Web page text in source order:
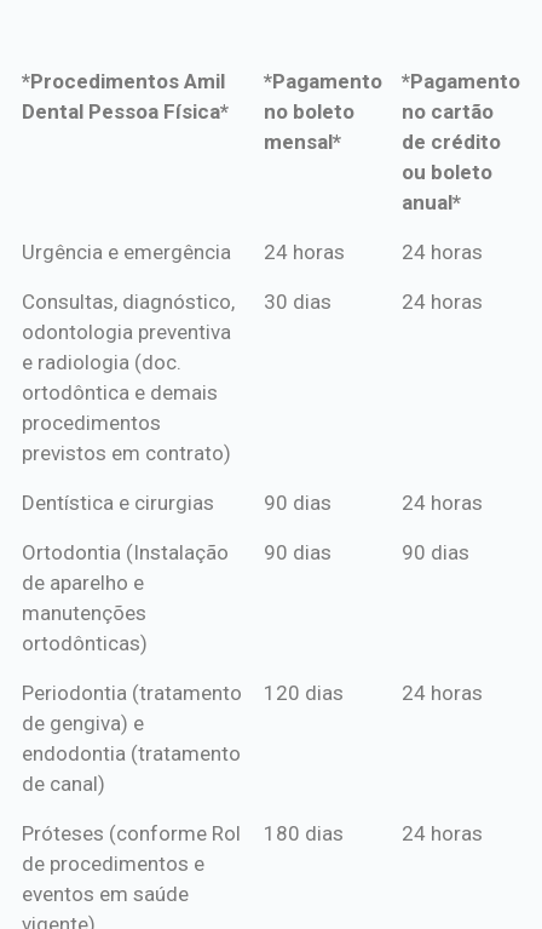
*Procedimentos Amil
Dental Pessoa Física*
*Pagamento
no boleto
mensal*
*Pagamento
no cartão
de crédito
ou boleto
anual*
*Procedimentos Amil
*Pagamento
mensal*
*Pagamento
de crédito
Urgência e emergência 24 horas 24 horas
Consultas, diagnóstico,
odontologia preventiva
e radiologia (doc.
ortodôntica e demais
procedimentos
previstos em contrato)
30 dias 24 horas
Dentística e cirurgias 90 dias 24 horas
Ortodontia (Instalação
de aparelho e
manutenções
ortodônticas)
90 dias 90 dias
Periodontia (tratamento
de gengiva) e
endodontia (tratamento
de canal)
120 dias 24 horas
Próteses (conforme Rol
de procedimentos e
eventos em saúde
vigente)
180 dias 24 horas